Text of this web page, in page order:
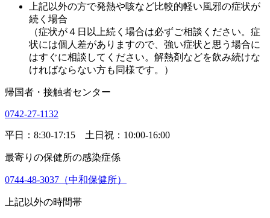
上記以外の方で発熱や咳など比較的軽い風邪の症状が
続く場合
（症状が４日以上続く場合は必ずご相談ください。症
状には個人差がありますので、強い症状と思う場合に
はすぐに相談してください。解熱剤などを飲み続けな
ければならない方も同様です。）
帰国者・接触者センター
0742-27-1132
平日：8:30-17:15 土日祝：10:00-16:00
最寄りの保健所の感染症係
0744-48-3037 （中和保健所）
上記以外の時間帯